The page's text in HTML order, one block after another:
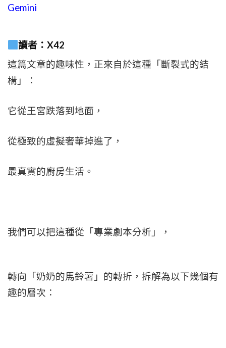
Gemini
讀者：X42
這篇文章的趣味性，正來自於這種「斷裂式的結
構」：
它從王宮跌落到地面，
從極致的虛擬奢華掉進了，
最真實的廚房生活。
我們可以把這種從「專業劇本分析」，
轉向「奶奶的馬鈴薯」的轉折，拆解為以下幾個有
趣的層次：